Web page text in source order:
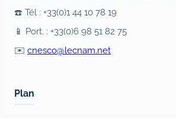
☎️ Tél : +33(0)1 44 10 78 19
📱 Port. : +33(0)6 98 51 82 75
✉️ cnesco@lecnam.net
Plan